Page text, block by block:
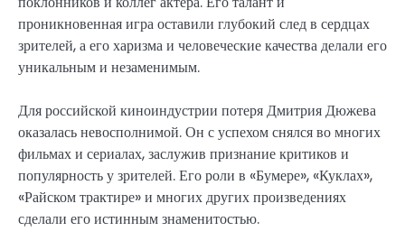
проникновенная игра оставили глубокий след в сердцах
зрителей, а его харизма и человеческие качества делали его
уникальным и незаменимым.
Для российской киноиндустрии потеря Дмитрия Дюжева
оказалась невосполнимой. Он с успехом снялся во многих
фильмах и сериалах, заслужив признание критиков и
популярность у зрителей. Его роли в «Бумере», «Куклах»,
«Райском трактире» и многих других произведениях
сделали его истинным знаменитостью.